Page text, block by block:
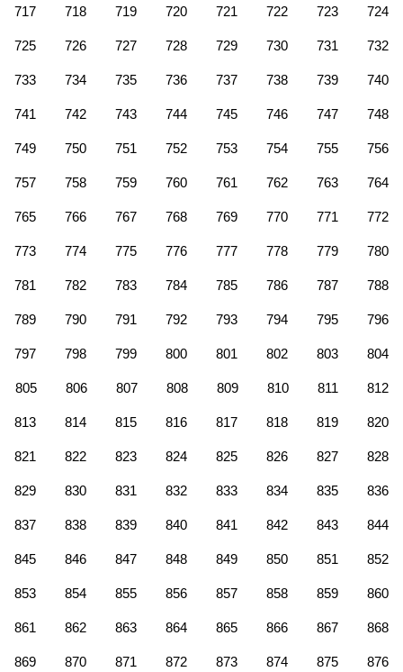
717 718 719 720 721 722 723 724
725 726 727 728 729 730 731 732
733 734 735 736 737 738 739 740
741 742 743 744 745 746 747 748
749 750 751 752 753 754 755 756
757 758 759 760 761 762 763 764
765 766 767 768 769 770 771 772
773 774 775 776 777 778 779 780
781 782 783 784 785 786 787 788
789 790 791 792 793 794 795 796
797 798 799 800 801 802 803 804
805 806 807 808 809 810 811 812
813 814 815 816 817 818 819 820
821 822 823 824 825 826 827 828
829 830 831 832 833 834 835 836
837 838 839 840 841 842 843 844
845 846 847 848 849 850 851 852
853 854 855 856 857 858 859 860
861 862 863 864 865 866 867 868
869 870 871 872 873 874 875 876